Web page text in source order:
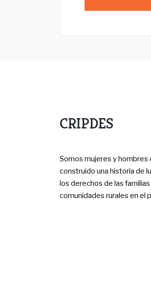
CRIPDES
Somos mujeres y hombres
construido una historia de
los derechos de las
comunidades rurales en el